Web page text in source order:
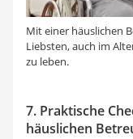
Mit einer häuslichen
Liebsten, auch im
zu leben.
7. Praktische
häuslichen